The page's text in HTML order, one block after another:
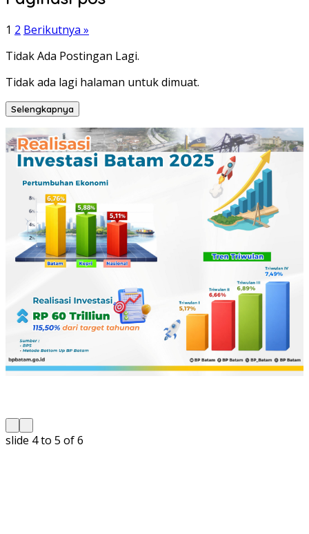
1 2 Berikutnya »
Tidak Ada Postingan Lagi.
Tidak ada lagi halaman untuk dimuat.
Selengkapnya
slide 4 to 5 of 6